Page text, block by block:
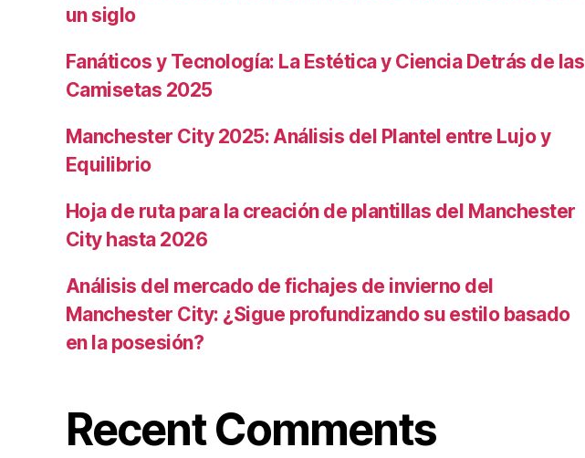
un siglo
Fanáticos y Tecnología: La Estética y Ciencia Detrás de las
Camisetas 2025
Manchester City 2025: Análisis del Plantel entre Lujo y
Equilibrio
Hoja de ruta para la creación de plantillas del Manchester
City hasta 2026
Análisis del mercado de fichajes de invierno del
Manchester City: ¿Sigue profundizando su estilo basado
en la posesión?
Recent Comments